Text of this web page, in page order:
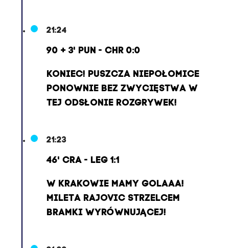
21:24
90 + 3' PUN - CHR 0:0
KONIEC! PUSZCZA NIEPOŁOMICE
PONOWNIE BEZ ZWYCIĘSTWA W
TEJ ODSŁONIE ROZGRYWEK!
21:23
46' CRA - LEG 1:1
W KRAKOWIE MAMY GOLAAA!
MILETA RAJOVIC STRZELCEM
BRAMKI WYRÓWNUJĄCEJ!